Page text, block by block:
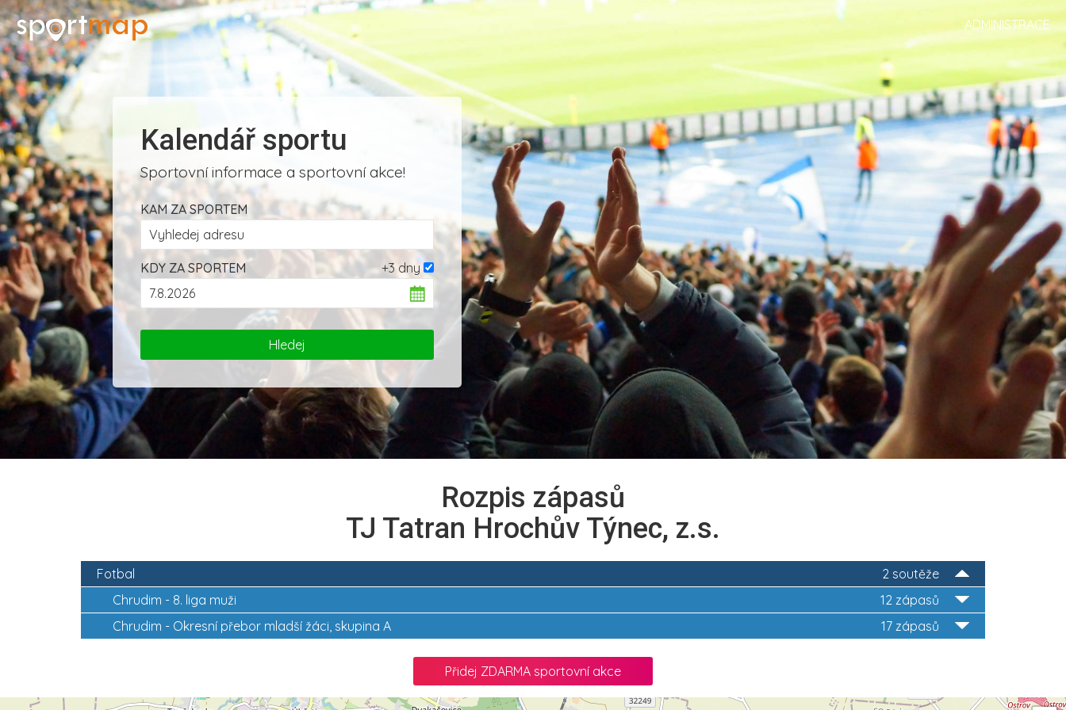
ADMINISTRACE
Kalendář sportu
Sportovní informace a sportovní akce!
KAM ZA SPORTEM
+3 dny
KDY ZA SPORTEM
Rozpis zápasů
TJ Tatran Hrochův Týnec, z.s.
2 soutěže
Fotbal
12 zápasů
Chrudim - 8. liga muži
17 zápasů
Chrudim - Okresní přebor mladší žáci, skupina A
Přidej ZDARMA sportovní akce